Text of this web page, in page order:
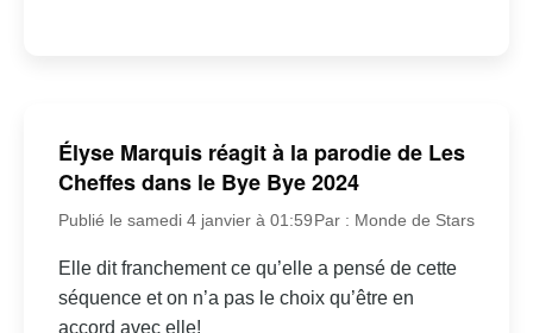
Élyse Marquis réagit à la parodie de Les
Cheffes dans le Bye Bye 2024
Publié le samedi 4 janvier à 01:59Par : Monde de Stars
Elle dit franchement ce qu’elle a pensé de cette
séquence et on n’a pas le choix qu’être en
accord avec elle!